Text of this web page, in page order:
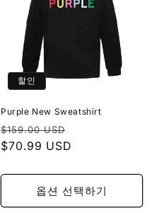
할인
Purple New Sweatshirt
정
가
$159.00 USD
$70.99 USD
옵션 선택하기